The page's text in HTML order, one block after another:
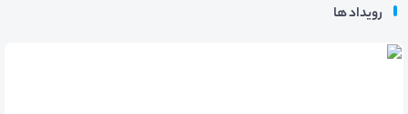
رویداد ها